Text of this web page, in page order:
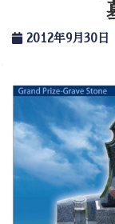
2012年9月30日